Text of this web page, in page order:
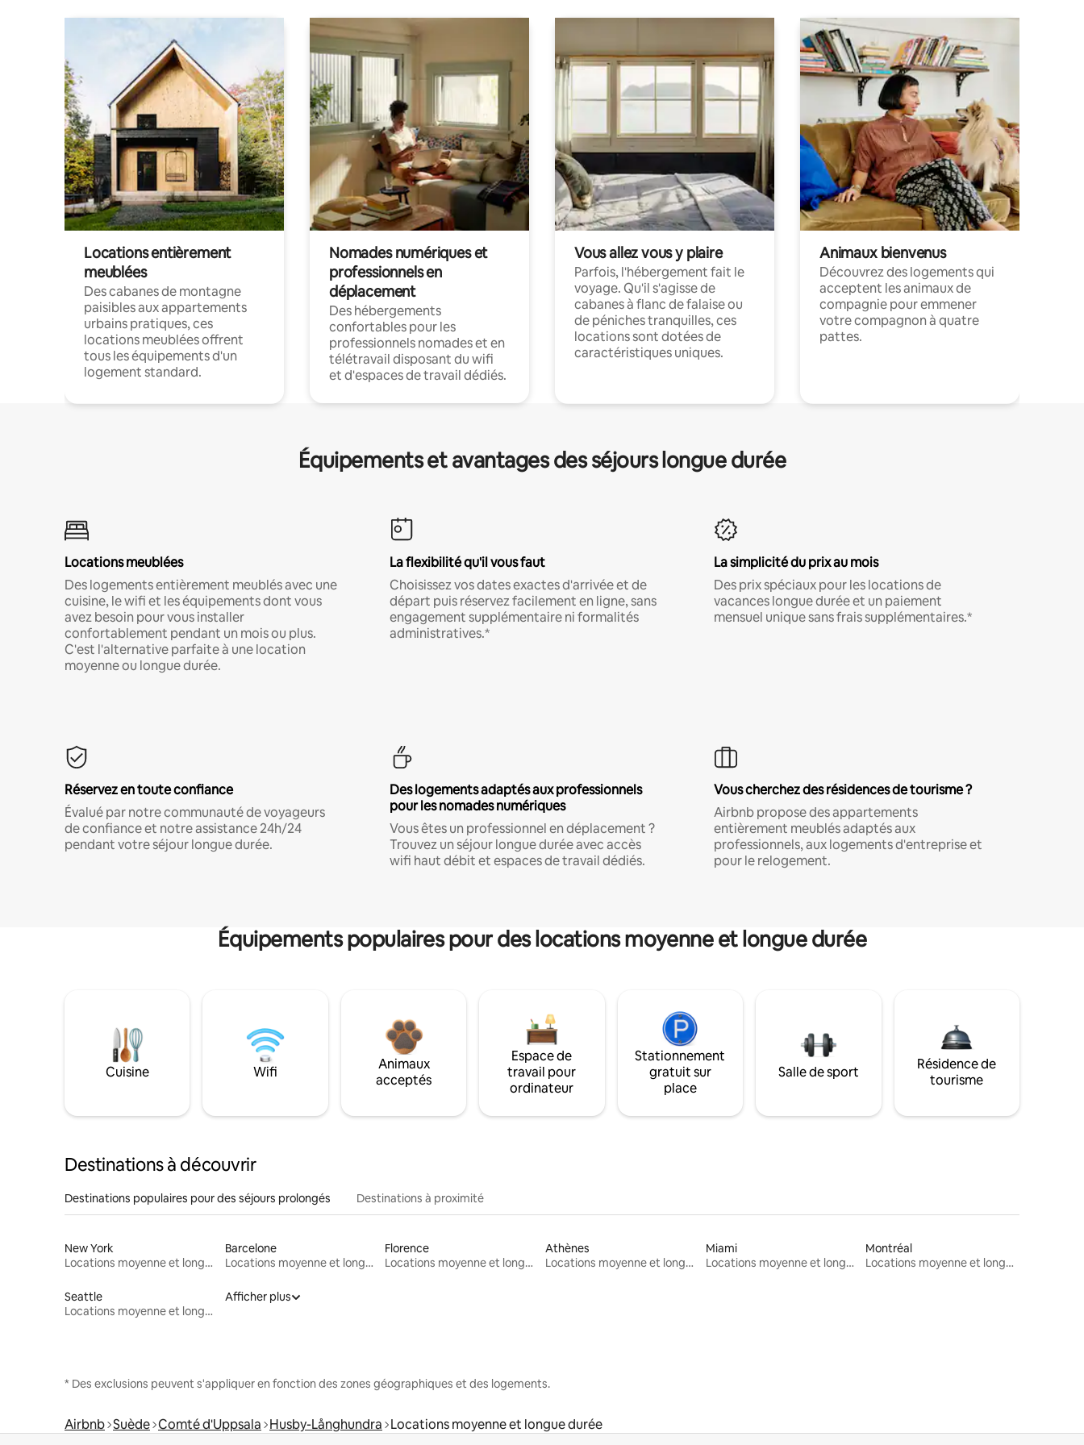
Locations entièrement
meublées
Des cabanes de montagne
paisibles aux appartements
urbains pratiques, ces
locations meublées offrent
tous les équipements d'un
logement standard.
Nomades numériques et
professionnels en
déplacement
Des hébergements
confortables pour les
professionnels nomades et en
télétravail disposant du wifi
et d'espaces de travail dédiés.
Vous allez vous y plaire
Parfois, l'hébergement fait le
voyage. Qu'il s'agisse de
cabanes à flanc de falaise ou
de péniches tranquilles, ces
locations sont dotées de
caractéristiques uniques.
Animaux bienvenus
Découvrez des logements qui
acceptent les animaux de
compagnie pour emmener
votre compagnon à quatre
pattes.
Équipements et avantages des séjours longue durée
Locations meublées
Des logements entièrement meublés avec une
cuisine, le wifi et les équipements dont vous
avez besoin pour vous installer
confortablement pendant un mois ou plus.
C'est l'alternative parfaite à une location
moyenne ou longue durée.
La flexibilité qu'il vous faut
Choisissez vos dates exactes d'arrivée et de
départ puis réservez facilement en ligne, sans
engagement supplémentaire ni formalités
administratives.*
La simplicité du prix au mois
Des prix spéciaux pour les locations de
vacances longue durée et un paiement
mensuel unique sans frais supplémentaires.*
Réservez en toute confiance
Évalué par notre communauté de voyageurs
de confiance et notre assistance 24h/24
pendant votre séjour longue durée.
Des logements adaptés aux professionnels
pour les nomades numériques
Vous êtes un professionnel en déplacement ?
Trouvez un séjour longue durée avec accès
wifi haut débit et espaces de travail dédiés.
Vous cherchez des résidences de tourisme ?
Airbnb propose des appartements
entièrement meublés adaptés aux
professionnels, aux logements d'entreprise et
pour le relogement.
Équipements populaires pour des locations moyenne et longue durée
Cuisine Wifi
Animaux
acceptés
Espace de
travail pour
ordinateur
Stationnement
gratuit sur
place
Salle de sport
Résidence de
tourisme
Destinations à découvrir
Destinations populaires pour des séjours prolongés Destinations à proximité
New York
Locations moyenne et longue durée
Barcelone
Locations moyenne et longue durée
Florence
Locations moyenne et longue durée
Athènes
Locations moyenne et longue durée
Miami
Locations moyenne et longue durée
Montréal
Locations moyenne et longue durée
Seattle
Locations moyenne et longue durée
Afficher plus
* Des exclusions peuvent s'appliquer en fonction des zones géographiques et des logements.
Airbnb Suède Comté d'Uppsala Husby-Långhundra Locations moyenne et longue durée